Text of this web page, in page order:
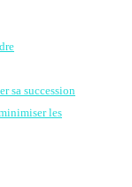
sa succession
les